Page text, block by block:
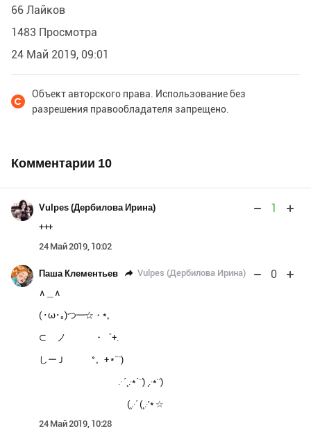
66 Лайков
1483 Просмотра
24 Май 2019, 09:01
Объект авторского права. Использование без
разрешения правообладателя запрещено.
Комментарии 10
Vulpes (Дербилова Ирина) 1
+++
24 Май 2019, 10:02
Паша Клементьев Vulpes (Дербилова Ирина) 0
∧＿∧
( ･ω･｡)つ━☆・*。
⊂ ノ ・゜+.
しーＪ °。+ *´¨)
.· ´¸.·*´¨) ¸.·*¨)
(¸.·´ (¸.·'* ☆
24 Май 2019, 10:28